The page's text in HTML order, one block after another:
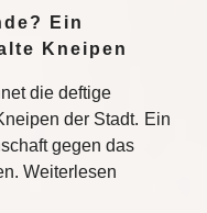
Ein
Kneipen
die deftige
der Stadt. Ein
gegen das
Weiterlesen